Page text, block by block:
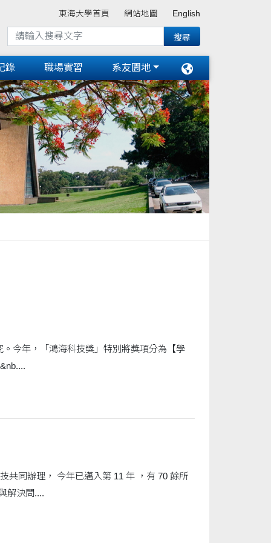
東海大學首頁 網站地圖 English
錄 職場實習 系友園地
今年，「鴻海科技獎」特別將獎項分為【學
共同辦理， 今年已邁入第 11 年 ，有 70 餘所
解決問....